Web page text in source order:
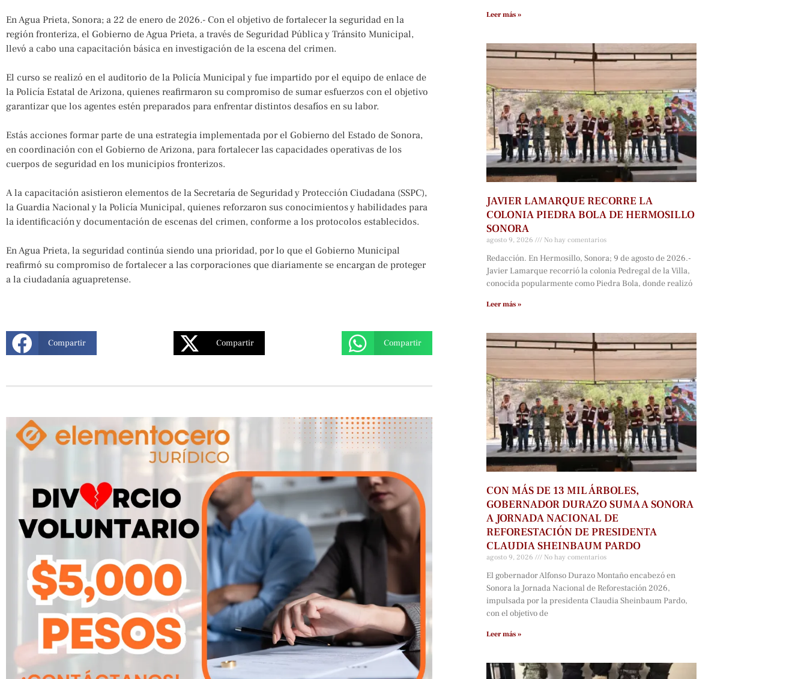
En Agua Prieta, Sonora; a 22 de enero de 2026.- Con el objetivo de fortalecer la seguridad en la
región fronteriza, el Gobierno de Agua Prieta, a través de Seguridad Pública y Tránsito Municipal,
llevó a cabo una capacitación básica en investigación de la escena del crimen.
El curso se realizó en el auditorio de la Policía Municipal y fue impartido por el equipo de enlace de
la Policía Estatal de Arizona, quienes reafirmaron su compromiso de sumar esfuerzos con el objetivo
garantizar que los agentes estén preparados para enfrentar distintos desafíos en su labor.
Estás acciones formar parte de una estrategia implementada por el Gobierno del Estado de Sonora,
en coordinación con el Gobierno de Arizona, para fortalecer las capacidades operativas de los
cuerpos de seguridad en los municipios fronterizos.
A la capacitación asistieron elementos de la Secretaría de Seguridad y Protección Ciudadana (SSPC),
la Guardia Nacional y la Policía Municipal, quienes reforzaron sus conocimientos y habilidades para
la identificación y documentación de escenas del crimen, conforme a los protocolos establecidos.
En Agua Prieta, la seguridad continúa siendo una prioridad, por lo que el Gobierno Municipal
reafirmó su compromiso de fortalecer a las corporaciones que diariamente se encargan de proteger
a la ciudadanía aguapretense.
Compartir Compartir Compartir
Leer más »
JAVIER LAMARQUE RECORRE LA
COLONIA PIEDRA BOLA DE HERMOSILLO
SONORA
agosto 9, 2026 No hay comentarios
Redacción. En Hermosillo, Sonora; 9 de agosto de 2026.-
Javier Lamarque recorrió la colonia Pedregal de la Villa,
conocida popularmente como Piedra Bola, donde realizó
Leer más »
CON MÁS DE 13 MIL ÁRBOLES,
GOBERNADOR DURAZO SUMA A SONORA
A JORNADA NACIONAL DE
REFORESTACIÓN DE PRESIDENTA
CLAUDIA SHEINBAUM PARDO
agosto 9, 2026 No hay comentarios
El gobernador Alfonso Durazo Montaño encabezó en
Sonora la Jornada Nacional de Reforestación 2026,
impulsada por la presidenta Claudia Sheinbaum Pardo,
con el objetivo de
Leer más »